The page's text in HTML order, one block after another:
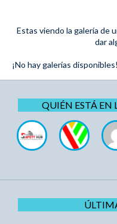
Estas viendo la galería de
dar
¡No hay galerías disponibles!
QUIÉN ESTÁ EN